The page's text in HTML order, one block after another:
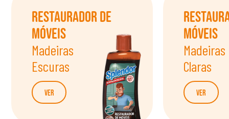
Restaurador de
Móveis
Madeiras
Escuras
Ver
Móveis
Madeiras
Claras
Ver